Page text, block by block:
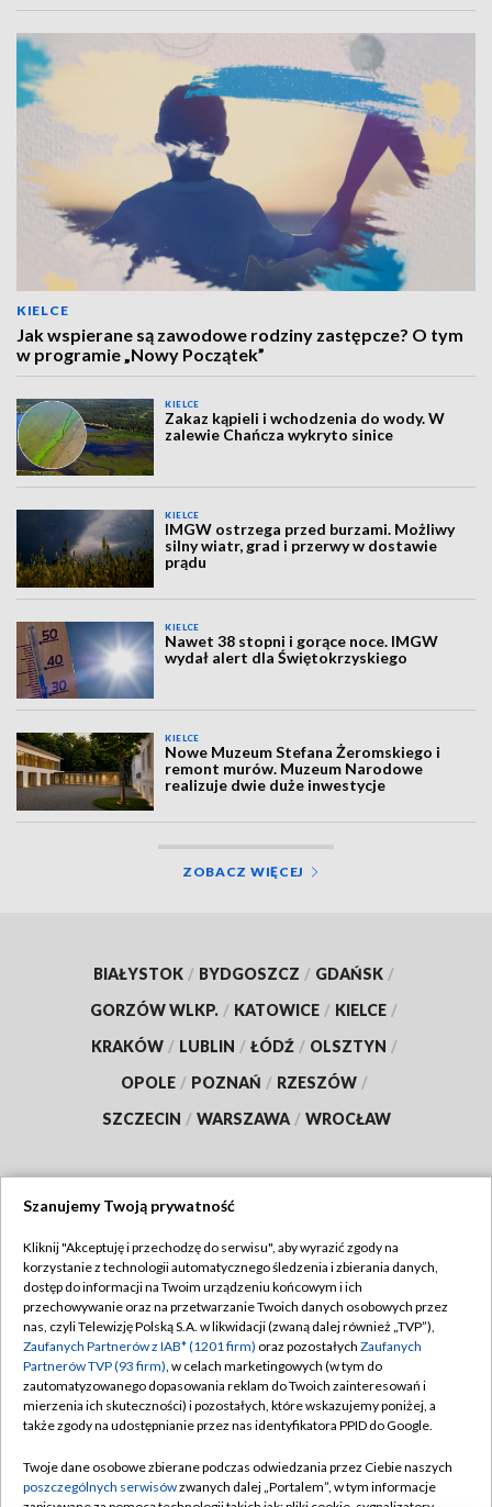
KIELCE
Jak wspierane są zawodowe rodziny zastępcze? O tym
w programie „Nowy Początek”
KIELCE
Zakaz kąpieli i wchodzenia do wody. W
zalewie Chańcza wykryto sinice
KIELCE
IMGW ostrzega przed burzami. Możliwy
silny wiatr, grad i przerwy w dostawie
prądu
KIELCE
Nawet 38 stopni i gorące noce. IMGW
wydał alert dla Świętokrzyskiego
KIELCE
Nowe Muzeum Stefana Żeromskiego i
remont murów. Muzeum Narodowe
realizuje dwie duże inwestycje
ZOBACZ WIĘCEJ
BIAŁYSTOK / BYDGOSZCZ / GDAŃSK /
GORZÓW WLKP. / KATOWICE / KIELCE /
KRAKÓW / LUBLIN / ŁÓDŹ / OLSZTYN /
OPOLE / POZNAŃ / RZESZÓW /
SZCZECIN / WARSZAWA / WROCŁAW
TVP
Abonament TVP
Emisja w TVP
Centrum informacji TVP
Naziemna Telewizja Cyfrowa
Rada Programowa
Regulamin TVP
Polityka prywatności
Moje zgody
Pomoc
Kontakt
Szanujemy Twoją prywatność
Kliknij "Akceptuję i przechodzę do serwisu", aby wyrazić zgody na
korzystanie z technologii automatycznego śledzenia i zbierania danych,
dostęp do informacji na Twoim urządzeniu końcowym i ich
przechowywanie oraz na przetwarzanie Twoich danych osobowych przez
nas, czyli Telewizję Polską S.A. w likwidacji (zwaną dalej również „TVP”),
Zaufanych Partnerów z IAB* (1201 firm) oraz pozostałych Zaufanych
Partnerów TVP (93 firm), w celach marketingowych (w tym do
zautomatyzowanego dopasowania reklam do Twoich zainteresowań i
mierzenia ich skuteczności) i pozostałych, które wskazujemy poniżej, a
także zgody na udostępnianie przez nas identyfikatora PPID do Google.
Twoje dane osobowe zbierane podczas odwiedzania przez Ciebie naszych
poszczególnych serwisówzwanych dalej „Portalem”, w tym informacje